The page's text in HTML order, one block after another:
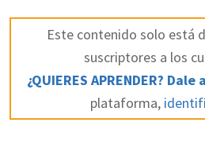
Este contenido solo está
suscriptores a los
¿QUIERES APRENDER? Dale
plataforma,